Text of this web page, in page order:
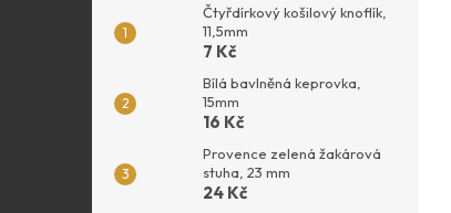
Čtyřdírkový košilový knoflík,
11,5mm
7 Kč
Bílá bavlněná keprovka,
15mm
16 Kč
Provence zelená žakárová
stuha, 23 mm
24 Kč